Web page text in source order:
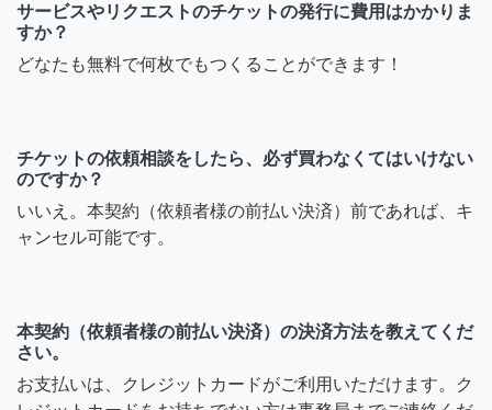
サービスやリクエストのチケットの発行に費用はかかりま
すか？
どなたも無料で何枚でもつくることができます！
チケットの依頼相談をしたら、必ず買わなくてはいけない
のですか？
いいえ。本契約（依頼者様の前払い決済）前であれば、キ
ャンセル可能です。
本契約（依頼者様の前払い決済）の決済方法を教えてくだ
さい。
お支払いは、クレジットカードがご利用いただけます。ク